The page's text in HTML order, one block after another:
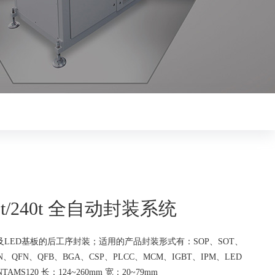
240t 全自动封装系统
基板的后工序封装；适用的产品封装形式有：SOP、SOT、
QFN、QFB、BGA、CSP、PLCC、MCM、IGBT、IPM、LED
长：124~260mm 宽：20~79mm